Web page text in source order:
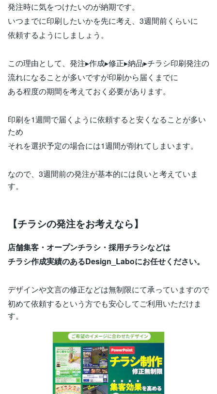
発注時に気をつけたいのが納期です。
いつまでに印刷したいかを先に考え、3週間前くらいに
依頼するようにしましょう。
この理由として、発注▸作成▸修正▸納品▸チラシ印刷発注の
流れになることが多いですが印刷から届くまでに
ある程度の期間を考えておく必要があります。
印刷を1週間で届くように依頼すると安くなることが多い
ため
それを選択予定の場合には1週間が削れてしまいます。
なので、3週間前の発注が基本的には良いと考えていま
す。
【チラシの発注をお考えなら】
店舗集客・オープンチラシ・採用チラシなどは
チラシ作成実績のあるDesign_Laboにお任せください。
デザインや文言の修正などは無制限にて承っていますので
初めて依頼するという方でも安心してご利用いただけま
す。